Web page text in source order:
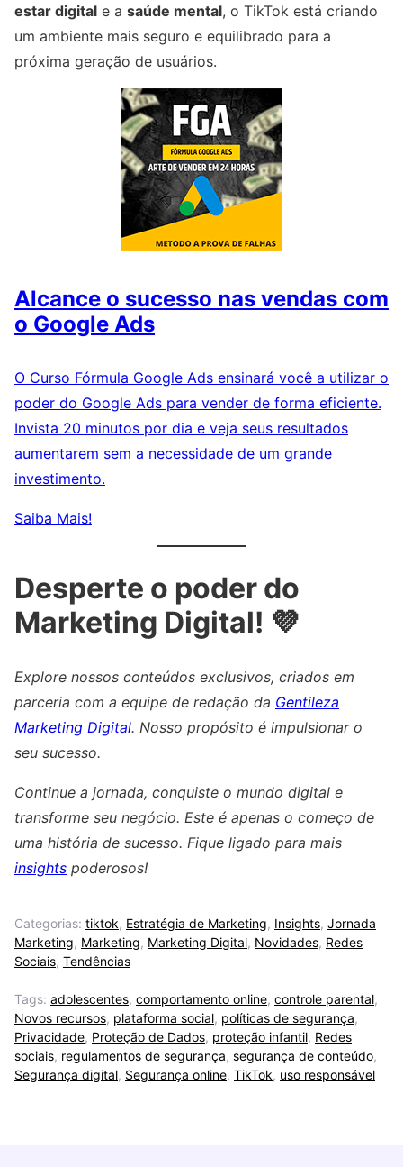
estar digital e a saúde mental, o TikTok está criando
um ambiente mais seguro e equilibrado para a
próxima geração de usuários.
Alcance o sucesso nas vendas com
o Google Ads
O Curso Fórmula Google Ads ensinará você a utilizar o
poder do Google Ads para vender de forma eficiente.
Invista 20 minutos por dia e veja seus resultados
aumentarem sem a necessidade de um grande
investimento.
Saiba Mais!
Desperte o poder do
Marketing Digital! 💜
Explore nossos conteúdos exclusivos, criados em
parceria com a equipe de redação da Gentileza
Marketing Digital. Nosso propósito é impulsionar o
seu sucesso.
Continue a jornada, conquiste o mundo digital e
transforme seu negócio. Este é apenas o começo de
uma história de sucesso. Fique ligado para mais
insights poderosos!
Categorias: tiktok, Estratégia de Marketing, Insights, Jornada
Marketing, Marketing, Marketing Digital, Novidades, Redes
Sociais, Tendências
Tags: adolescentes, comportamento online, controle parental,
Novos recursos, plataforma social, políticas de segurança,
Privacidade, Proteção de Dados, proteção infantil, Redes
sociais, regulamentos de segurança, segurança de conteúdo,
Segurança digital, Segurança online, TikTok, uso responsável